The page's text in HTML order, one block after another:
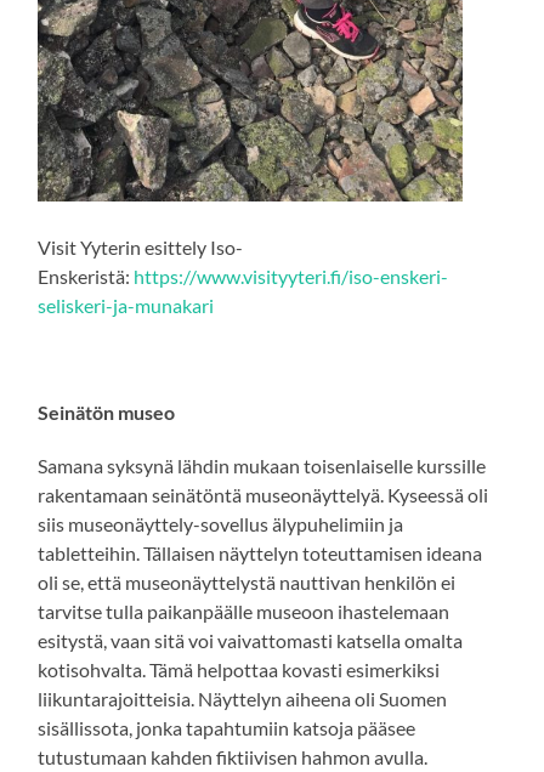
Visit Yyterin esittely Iso-
Enskeristä: https://www.visityyteri.fi/iso-enskeri-
seliskeri-ja-munakari
Seinätön museo
Samana syksynä lähdin mukaan toisenlaiselle kurssille
rakentamaan seinätöntä museonäyttelyä. Kyseessä oli
siis museonäyttely-sovellus älypuhelimiin ja
tabletteihin. Tällaisen näyttelyn toteuttamisen ideana
oli se, että museonäyttelystä nauttivan henkilön ei
tarvitse tulla paikanpäälle museoon ihastelemaan
esitystä, vaan sitä voi vaivattomasti katsella omalta
kotisohvalta. Tämä helpottaa kovasti esimerkiksi
liikuntarajoitteisia. Näyttelyn aiheena oli Suomen
sisällissota, jonka tapahtumiin katsoja pääsee
tutustumaan kahden fiktiivisen hahmon avulla.